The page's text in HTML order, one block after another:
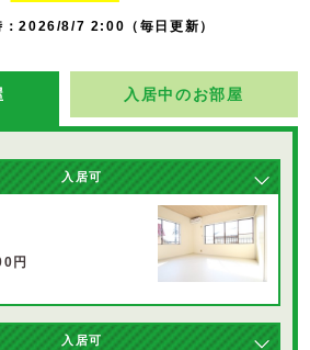
：2026/8/7 2:00（毎日更新）
入居中のお部屋
入居可
円
入居可